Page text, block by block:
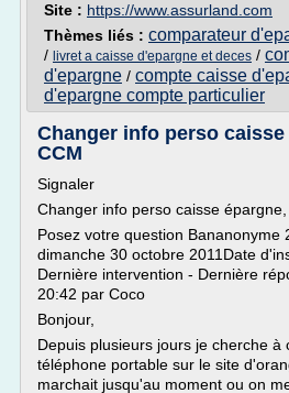
Site : https://www.assurland.com
Thèmes liés : comparateur
/ livret a caisse d'epargne et deces /
d'epargne / compte caisse
d'epargne compte particulier
Changer info perso caisse
CCM
Signaler
Changer info perso caisse épargne,
Posez votre question Bananonyme
dimanche 30 octobre 2011Date
Dernière intervention - Dernière
20:42 par Coco
Bonjour,
Depuis plusieurs jours je cherche à
téléphone portable sur le site
marchait jusqu'au moment ou on